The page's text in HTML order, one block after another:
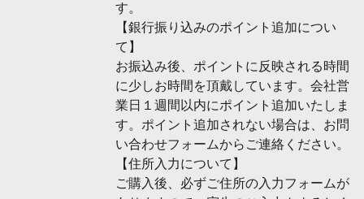
す。
【銀行振り込みのポイント追加につい
て】
お振込み後、ポイントに反映される時間
に少しお時間を頂戴しています。会社営
業日１週間以内にポイント追加いたしま
す。ポイント追加されない場合は、お問
い合わせフォームからご連絡ください。
【住所入力について】
ご購入後、必ずご住所の入力フォームが